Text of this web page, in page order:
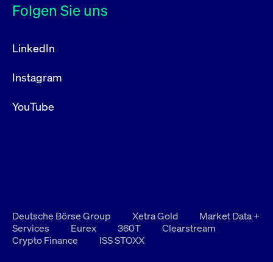
Folgen Sie uns
LinkedIn
Instagram
YouTube
Deutsche Börse Group Xetra Gold
Market Data +
Services
Eurex 360T
Clearstream
Crypto Finance
ISS STOXX